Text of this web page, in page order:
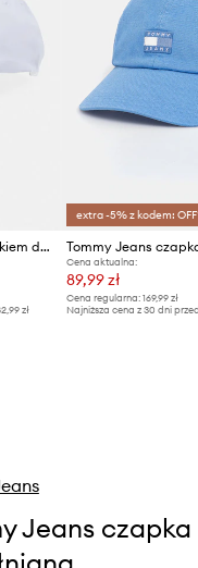
Tommy Jeans czapka z daszkiem damska bawełniana
zł
extra -5% z kodem:
Cena aktualna:
89,99 zł
Cena regularna:169,99 zł
Najniższa cena z 30 dni
Jeans